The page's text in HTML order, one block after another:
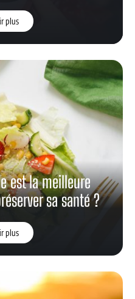
plus
est la meilleure
sa santé ?
plus